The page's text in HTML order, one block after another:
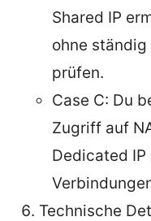
Shared IP
ohne
prüfen.
Case C: Du
Zugriff auf
Dedicated
Technische